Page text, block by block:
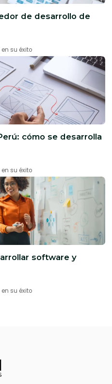
de desarrollo de
su éxito
cómo se desarrolla
su éxito
software y
su éxito